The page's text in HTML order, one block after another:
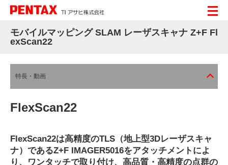
モバイルマッピング SLAM レーザスキャナ Z+F Fl
exScan22
特長・動画
FlexScan22
FlexScan22は高精度のTLS（地上型3Dレーザスキャ
ナ）であるZ+F IMAGER5016をアタッチメントによ
り、ワンタッチで取り付け、高品質・高精度の点群の